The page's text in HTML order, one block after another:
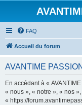
FAQ
Accueil du forum
AVANTIME
En accédant à «
« nous », « notre », « nos
« https://